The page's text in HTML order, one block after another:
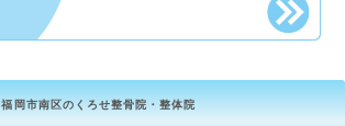
福岡市南区のくろせ整骨院・整体院